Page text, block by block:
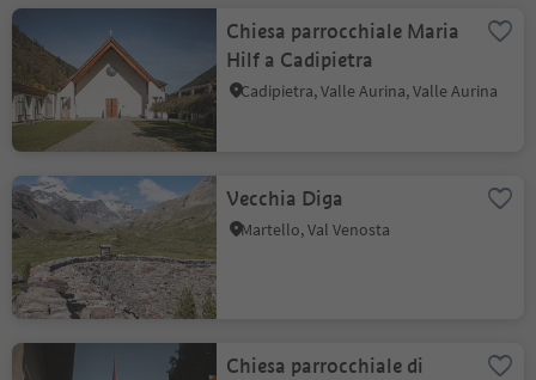
Chiesa parrocchiale Maria
Hilf a Cadipietra
Cadipietra, Valle Aurina, Valle Aurina
Vecchia Diga
Martello, Val Venosta
Chiesa parrocchiale di